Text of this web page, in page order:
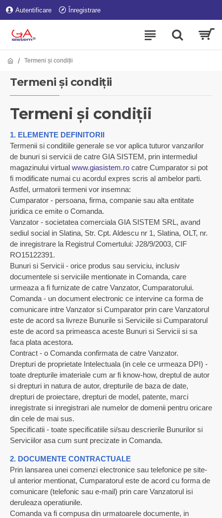
Autentificare Înregistrare
Termeni și condiții
Termeni și condiții
Termeni și condiții
1. ELEMENTE DEFINITORII
Termenii si conditiile generale se vor aplica tuturor vanzarilor
de bunuri si servicii de catre GIA SISTEM, prin intermediul
magazinului virtual www.giasistem.ro catre Cumparator si pot
fi modificate numai cu acordul expres scris al ambelor parti.
Astfel, urmatorii termeni vor insemna:
Cumparator - persoana, firma, companie sau alta entitate
juridica ce emite o Comanda.
Vanzator - societatea comerciala GIA SISTEM SRL, avand
sediul social in Slatina, Str. Cpt. Aldescu nr 1, Slatina, OLT, nr.
de inregistrare la Registrul Comertului: J28/9/2003, CIF
RO15122391.
Bunuri si Servicii - orice produs sau serviciu, inclusiv
documentele si serviciile mentionate in Comanda, care
urmeaza a fi furnizate de catre Vanzator, Cumparatorului.
Comanda - un document electronic ce intervine ca forma de
comunicare intre Vanzator si Cumparator prin care Vanzatorul
este de acord sa livreze Bunurile si Serviciile si Cumparatorul
este de acord sa primeasca aceste Bunuri si Servicii si sa
faca plata acestora.
Contract - o Comanda confirmata de catre Vanzator.
Drepturi de proprietate Intelectuala (in cele ce urmeaza DPI) -
toate drepturile imateriale cum ar fi know-how, dreptul de autor
si drepturi in natura de autor, drepturile de baza de date,
drepturi de proiectare, drepturi de model, patente, marci
inregistrate si inregistrari ale numelor de domenii pentru oricare
din cele de mai sus.
Specificatii - toate specificatiile si/sau descrierile Bunurilor si
Serviciilor asa cum sunt precizate in Comanda.
2. DOCUMENTE CONTRACTUALE
Prin lansarea unei comenzi electronice sau telefonice pe site-
ul anterior mentionat, Cumparatorul este de acord cu forma de
comunicare (telefonic sau e-mail) prin care Vanzatorul isi
deruleaza operatiunile.
Comanda va fi compusa din urmatoarele documente, in